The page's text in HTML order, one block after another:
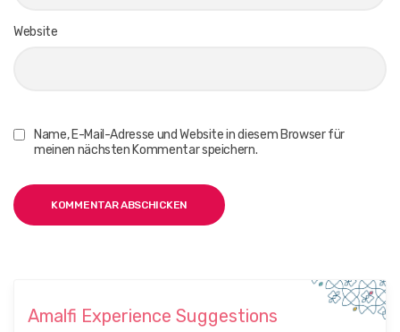
Website
Name, E-Mail-Adresse und Website in diesem Browser für
meinen nächsten Kommentar speichern.
Amalfi Experience Suggestions